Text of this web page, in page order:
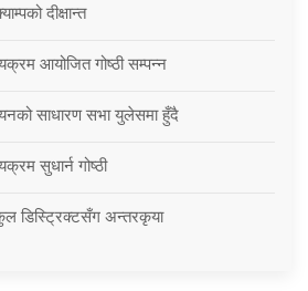
दीक्षान्त
आयोजित गोष्ठी सम्पन्न
साधारण सभा युलेसमा हुँदै
सुधार्न गोष्ठी
डिस्ट्रिक्टसँग अन्तरकृया